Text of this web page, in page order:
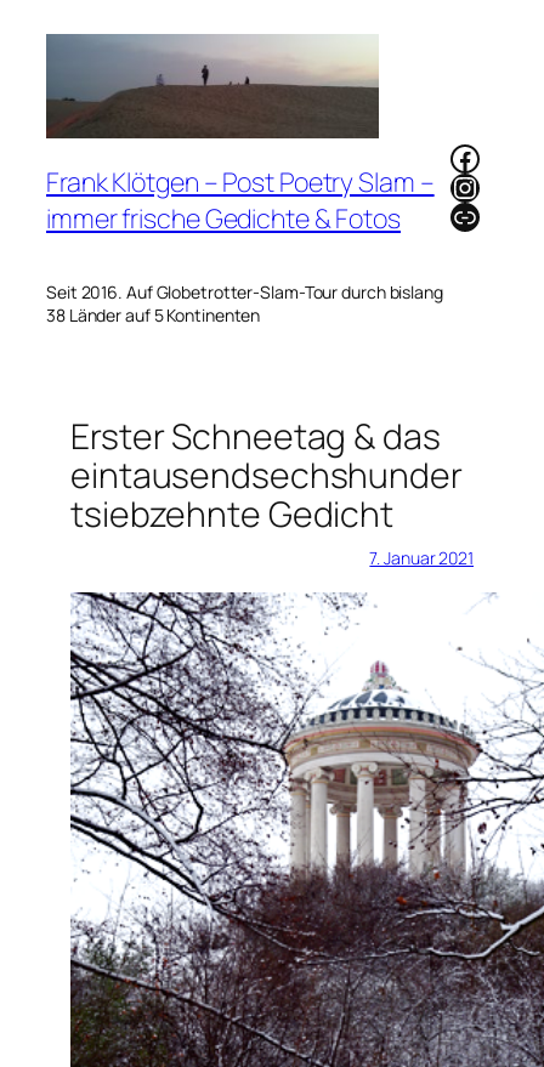
Frank Klötgen – Post Poetry Slam –
immer frische Gedichte & Fotos
Seit 2016. Auf Globetrotter-Slam-Tour durch bislang
38 Länder auf 5 Kontinenten
Link
Erster Schneetag & das
eintausendsechshunder
tsiebzehnte Gedicht
7. Januar 2021